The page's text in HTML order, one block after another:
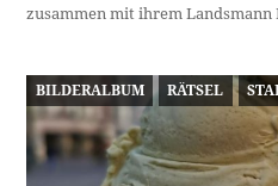
zusammen mit ihrem
BILDERALBUM RÄTSEL